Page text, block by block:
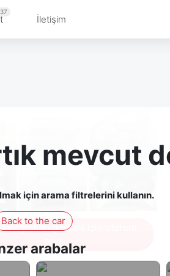
İletişim
mevcut
için arama filtrelerini kullanın.
Back to the car
arabalar
fotoğrafları görmek için oturum
açın